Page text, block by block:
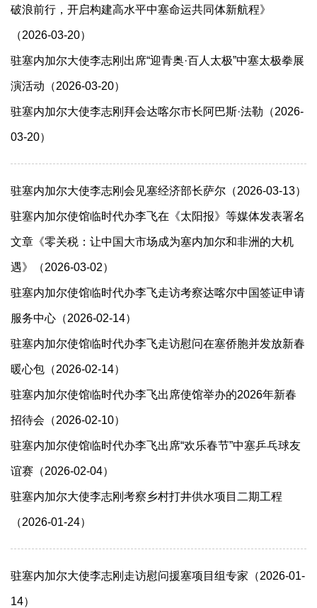
破浪前行，开启构建高水平中塞命运共同体新航程》
（2026-03-20）
驻塞内加尔大使李志刚出席“迎青奥·百人太极”中塞太极拳展
演活动（2026-03-20）
驻塞内加尔大使李志刚拜会达喀尔市长阿巴斯·法勒（2026-
03-20）
驻塞内加尔大使李志刚会见塞经济部长萨尔（2026-03-13）
驻塞内加尔使馆临时代办李飞在《太阳报》等媒体发表署名
文章《零关税：让中国大市场成为塞内加尔和非洲的大机
遇》（2026-03-02）
驻塞内加尔使馆临时代办李飞走访考察达喀尔中国签证申请
服务中心（2026-02-14）
驻塞内加尔使馆临时代办李飞走访慰问在塞侨胞并发放新春
暖心包（2026-02-14）
驻塞内加尔使馆临时代办李飞出席使馆举办的2026年新春
招待会（2026-02-10）
驻塞内加尔使馆临时代办李飞出席“欢乐春节”中塞乒乓球友
谊赛（2026-02-04）
驻塞内加尔大使李志刚考察乡村打井供水项目二期工程
（2026-01-24）
驻塞内加尔大使李志刚走访慰问援塞项目组专家（2026-01-
14）